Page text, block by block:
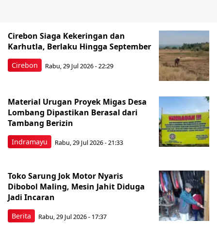
Cirebon
Cirebon Siaga Kekeringan dan
Karhutla, Berlaku Hingga September
Rabu, 29 Jul 2026 - 22:29
Indramayu
Material Urugan Proyek Migas Desa
Lombang Dipastikan Berasal dari
Tambang Berizin
Rabu, 29 Jul 2026 - 21:33
Berita
Toko Sarung Jok Motor Nyaris
Dibobol Maling, Mesin Jahit Diduga
Jadi Incaran
Rabu, 29 Jul 2026 - 17:37